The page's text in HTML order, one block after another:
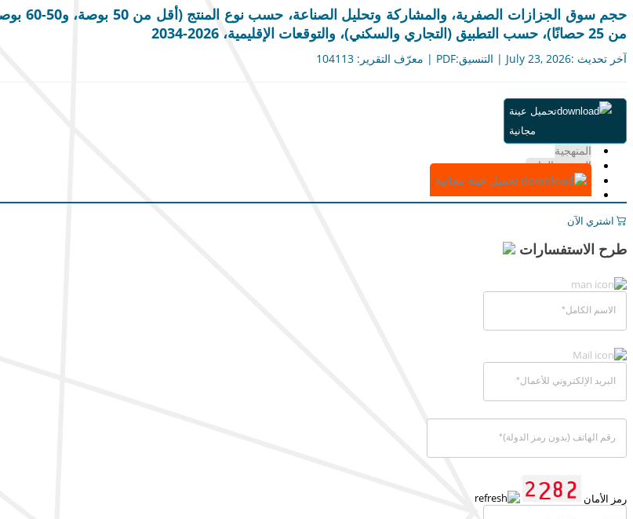
من 25 حصانًا)، حسب التطبيق (التجاري والسكني)، والتوقعات الإقليمية، 2026-2034
آخر تحديث :July 23, 2026 | التنسيق:PDF | معرّف التقرير: 104113
ملخص
جدول المحتويات
المنهجية
الرسوم البيانية
تحميل عينة مجانية
تحميل عينة
مجانية
اشتري الآن
طرح الاستفسارات
رمز الأمان